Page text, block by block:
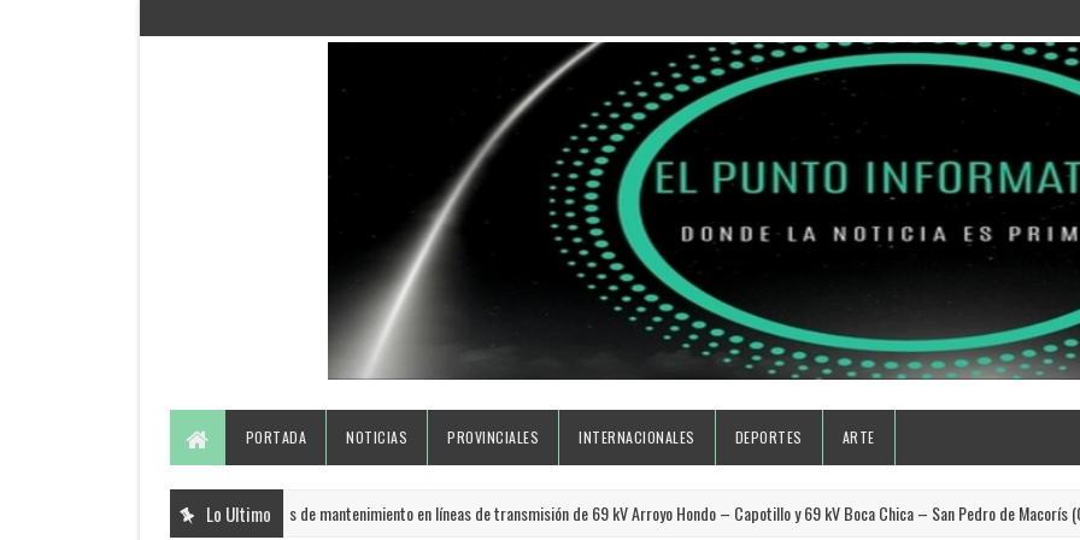
PORTADA NOTICIAS PROVINCIALES INTERNACIONALES DEPORTES ARTE
Lo Ultimo
ETED realizará trabajos de mantenimiento en líneas de transmisión de 69 kV Arroyo Hondo – Capotillo y 69 kV Boca Chica – San Pedro de Macorís